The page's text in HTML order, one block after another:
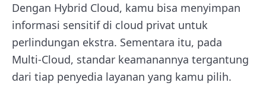
Dengan Hybrid Cloud, kamu bisa menyimpan
informasi sensitif di cloud privat untuk
perlindungan ekstra. Sementara itu, pada
Multi-Cloud, standar keamanannya tergantung
dari tiap penyedia layanan yang kamu pilih.